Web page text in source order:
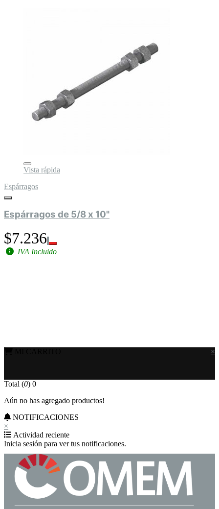
Vista rápida
Espárragos
Espárragos de 5/8 x 10"
$7.236
IVA Incluido
×
Total (0) 0
Aún no has agregado productos!
NOTIFICACIONES
×
Actividad reciente
Inicia sesión para ver tus notificaciones.